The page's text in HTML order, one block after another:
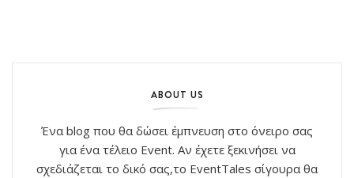
ABOUT US
Ένα blog που θα δώσει έμπνευση στο όνειρο σας
για ένα τέλειο Event. Αν έχετε ξεκινήσει να
σχεδιάζεται το δικό σας,το EventTales σίγουρα θα